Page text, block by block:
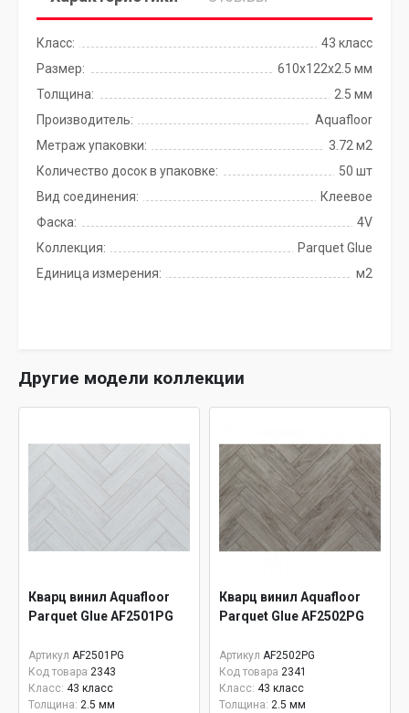
Класс:
43 класс
Размер:
610х122х2.5 мм
Толщина:
2.5 мм
Производитель:
Aquafloor
Метраж упаковки:
3.72 м2
Количество досок в упаковке:
50 шт
Вид соединения:
Клеевое
Фаска:
4V
Коллекция:
Parquet Glue
Единица измерения:
м2
Другие модели коллекции
Кварц винил Aquafloor
Parquet Glue AF2501PG
Артикул AF2501PG
Код товара 2343
Класс: 43 класс
Толщина: 2.5 мм
Кварц винил Aquafloor
Parquet Glue AF2502PG
Артикул AF2502PG
Код товара 2341
Класс: 43 класс
Толщина: 2.5 мм